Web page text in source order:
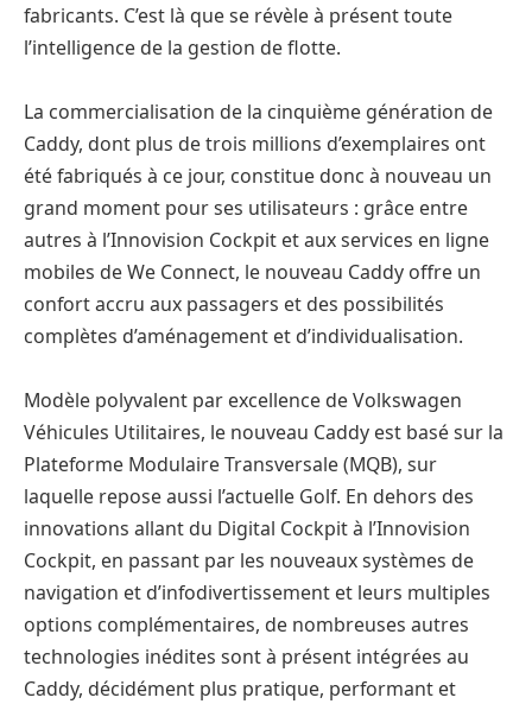
fabricants. C’est là que se révèle à présent toute
l’intelligence de la gestion de flotte.
La commercialisation de la cinquième génération de
Caddy, dont plus de trois millions d’exemplaires ont
été fabriqués à ce jour, constitue donc à nouveau un
grand moment pour ses utilisateurs : grâce entre
autres à l’Innovision Cockpit et aux services en ligne
mobiles de We Connect, le nouveau Caddy offre un
confort accru aux passagers et des possibilités
complètes d’aménagement et d’individualisation.
Modèle polyvalent par excellence de Volkswagen
Véhicules Utilitaires, le nouveau Caddy est basé sur la
Plateforme Modulaire Transversale (MQB), sur
laquelle repose aussi l’actuelle Golf. En dehors des
innovations allant du Digital Cockpit à l’Innovision
Cockpit, en passant par les nouveaux systèmes de
navigation et d’infodivertissement et leurs multiples
options complémentaires, de nombreuses autres
technologies inédites sont à présent intégrées au
Caddy, décidément plus pratique, performant et